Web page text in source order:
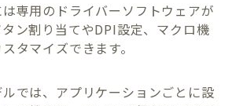
専用のドライバーソフトウェアが
ン割り当てやDPI設定、マクロ機
タマイズできます。
では、アプリケーションごとに設